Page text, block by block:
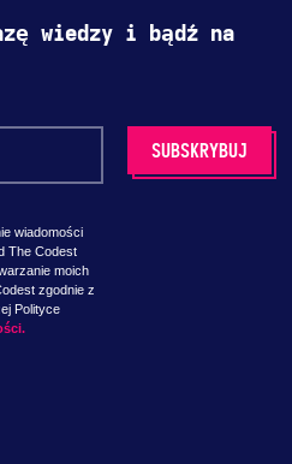
wiedzy i bądź na
wiadomości
The Codest
moich
zgodnie z
Polityce